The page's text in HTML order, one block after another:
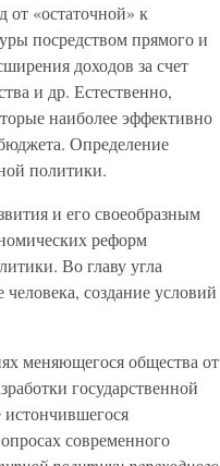
от «остаточной» к
посредством прямого и
доходов за счет
и др. Естественно,
наиболее эффективно
Определение
политики.
и его своеобразным
реформ
Во главу угла
создание условий
меняющегося общества от
государственной
современного